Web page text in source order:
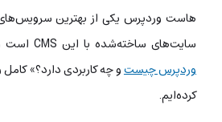
هاست وردپرس یکی از بهترین سرویس‌های
سایت‌های ساخته‌شده با این CMS است و قبلاً در مقالۀ «
وردپرس چیستو چه کاربردی دارد؟»
کرده‌ایم.